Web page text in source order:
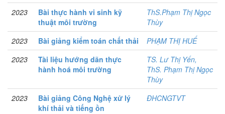
2023
Bài thực hành vi sinh kỹ
thuật môi trường
ThS.Phạm Thị Ngọc
Thùy
2023
Bài giảng kiểm toán chất thải
PHẠM THỊ HUẾ
2023
Tài liệu hướng dãn thực
hành hoá môi trường
TS. Lư Thị Yến,
ThS. Phạm Thị Ngọc
Thùy
2023
Bài giảng Công Nghệ xử lý
khí thải và tiếng ồn
ĐHCNGTVT